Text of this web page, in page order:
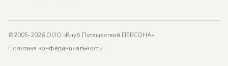
©2005-2026 ООО «Клуб Путешествий ПЕРСОНА»
Политика конфединциальности